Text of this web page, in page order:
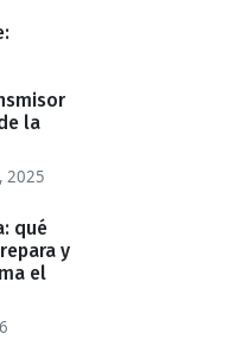
la
2025
qué
y
el